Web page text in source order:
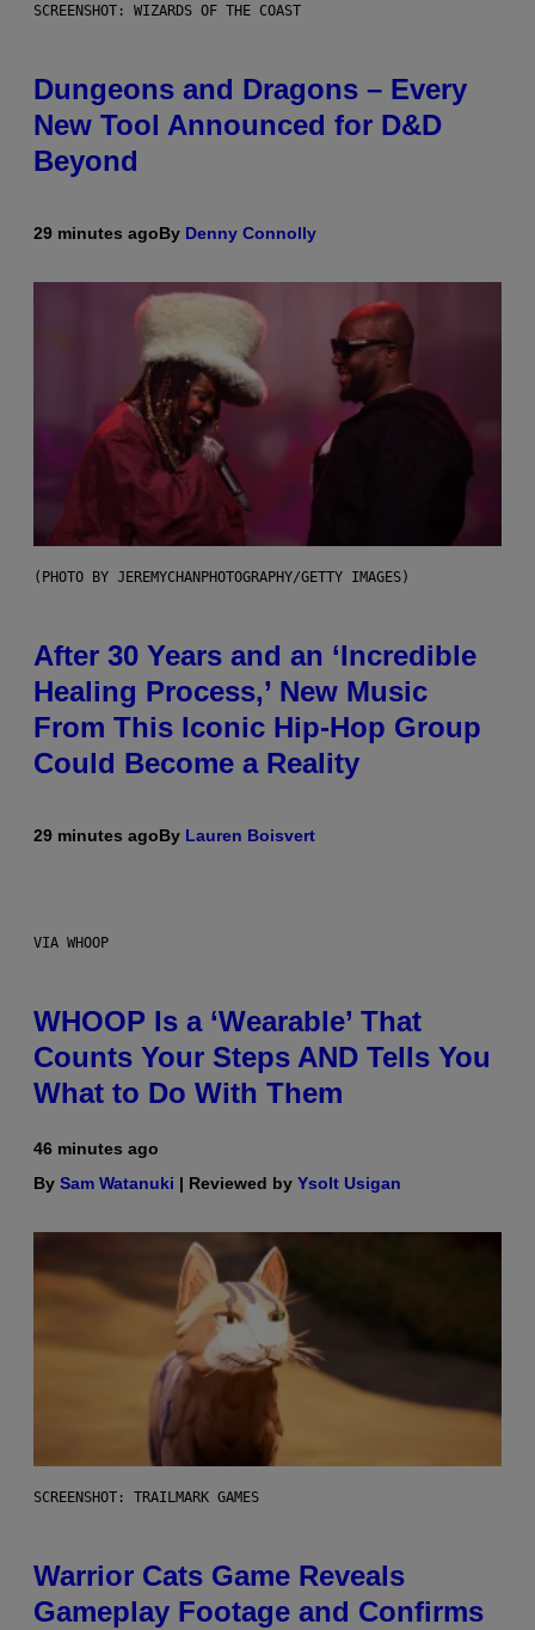
SCREENSHOT: WIZARDS OF THE COAST
Dungeons and Dragons – Every
New Tool Announced for D&D
Beyond
29 minutes agoBy Denny Connolly
(PHOTO BY JEREMYCHANPHOTOGRAPHY/GETTY IMAGES)
After 30 Years and an ‘Incredible
Healing Process,’ New Music
From This Iconic Hip-Hop Group
Could Become a Reality
29 minutes agoBy Lauren Boisvert
VIA WHOOP
WHOOP Is a ‘Wearable’ That
Counts Your Steps AND Tells You
What to Do With Them
46 minutes ago
By Sam Watanuki | Reviewed by Ysolt Usigan
SCREENSHOT: TRAILMARK GAMES
Warrior Cats Game Reveals
Gameplay Footage and Confirms